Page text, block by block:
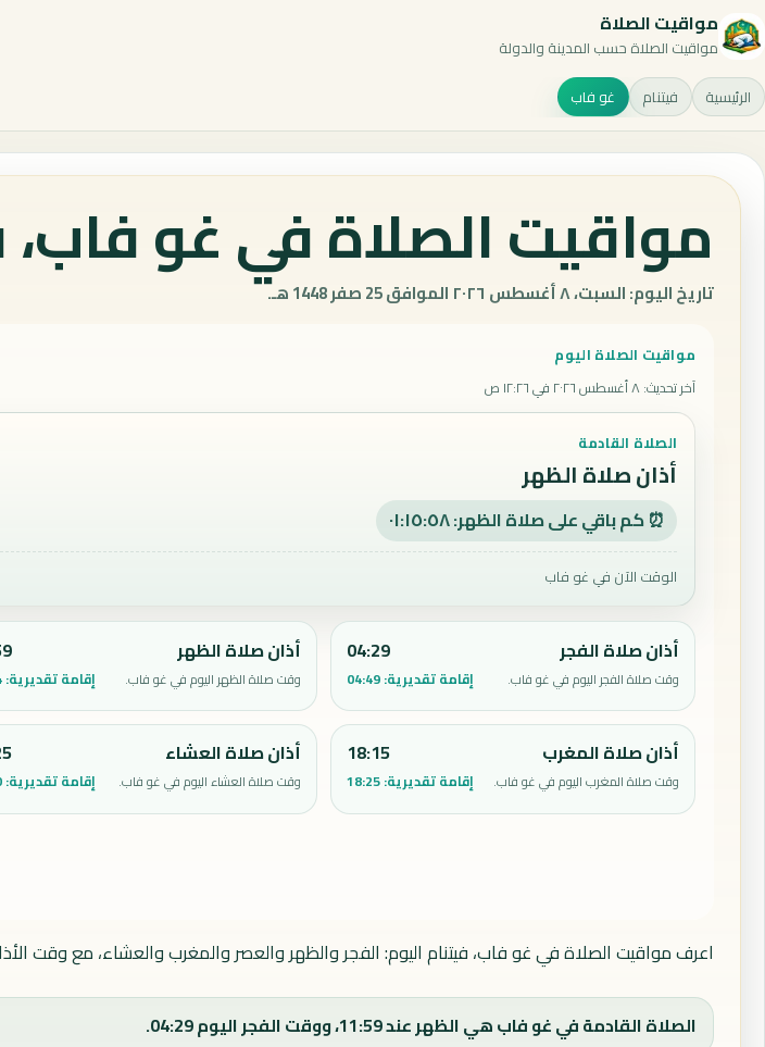
مواقيت الصلاة
مواقيت الصلاة حسب المدينة والدولة
الرئيسية فيتنام غو فاب
مواقيت الصلاة في غو فاب،
تاريخ اليوم: السبت، ٨ أغسطس ٢٠٢٦ الموافق 25 صفر 1448 هـ.
مواقيت الصلاة اليوم
آخر تحديث:٨ أغسطس ٢٠٢٦ في ١٢:٢٦ ص
الصلاة القادمة
أذان صلاة الظهر
⏰ كم باقي على صلاة الظهر: ٠١:١٥:٥٧
الوقت الآن في غو فاب
أذان صلاة الفجر
وقت صلاة الفجر اليوم في غو فاب.
04:29
إقامة تقديرية:04:49
أذان صلاة الظهر
وقت صلاة الظهر اليوم في غو فاب. إقامة تقديرية:
أذان صلاة المغرب
وقت صلاة المغرب اليوم في غو فاب.
18:15
إقامة تقديرية:18:25
أذان صلاة العشاء
وقت صلاة العشاء اليوم في غو فاب. إقامة تقديرية:
اعرف مواقيت الصلاة في غو فاب، فيتنام اليوم: الفجر والظهر والعصر والمغرب والعشاء، مع وقت
الصلاة القادمة في غو فاب هي الظهر عند 11:59، ووقت الفجر اليوم 04:29.